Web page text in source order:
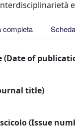
completa
(Date of
title)
(Issue